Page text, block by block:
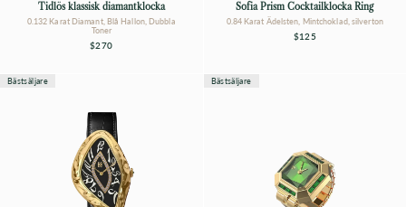
Tidlös klassisk diamantklocka
0.132 Karat Diamant, Blå Hallon, Dubbla
Toner
$270
Sofia Prism Cocktailklocka Ring
0.84 Karat Ädelsten, Mintchoklad, silverton
$125
Bästsäljare Bästsäljare